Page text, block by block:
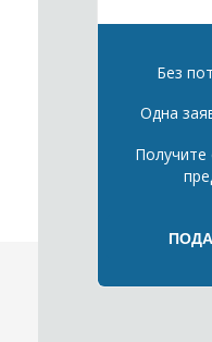
Без
Одна
Получите